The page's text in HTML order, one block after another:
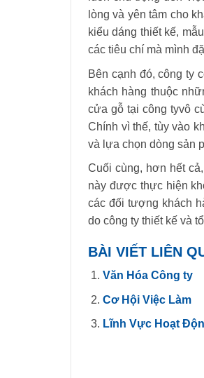
lòng và yên tâm cho
kiểu dáng thiết kế,
các tiêu chí mà mình
Bên cạnh đó, công ty
khách hàng thuộc
cửa gỗ tại công tyvô
Chính vì thế, tùy vào
và lựa chọn dòng sản
Cuối cùng, hơn hết
này được thực hiện
các đối tượng khách
do công ty thiết kế và
BÀI VIẾT LIÊN
Văn Hóa Công ty
Cơ Hội Việc Làm
Lĩnh Vực Hoạt